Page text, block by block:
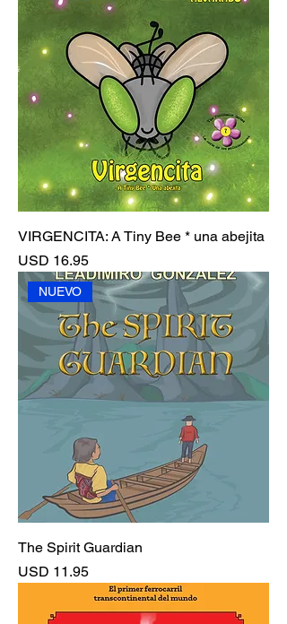
VIRGENCITA: A Tiny Bee * una abejita
Precio
USD 16.95
NUEVO
The Spirit Guardian
Precio
USD 11.95